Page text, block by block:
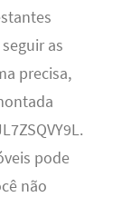
as
precisa,
pode
não